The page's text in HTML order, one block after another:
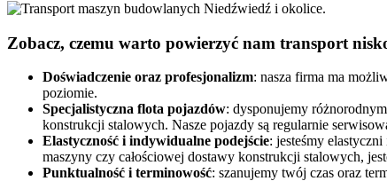
Zobacz, czemu warto powierzyć nam transport
Doświadczenie oraz profesjonalizm: nasza firma ma
poziomie.
Specjalistyczna flota pojazdów: dysponujemy
konstrukcji stalowych. Nasze pojazdy są regularnie
Elastyczność i indywidualne podejście: jesteśmy
maszyny czy całościowej dostawy konstrukcji stalowych,
Punktualność i terminowość: szanujemy twój czas oraz